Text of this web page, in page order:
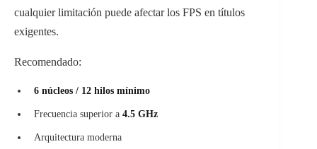
cualquier limitación puede afectar los FPS en títulos
exigentes.
Recomendado:
6 núcleos / 12 hilos mínimo
Frecuencia superior a 4.5 GHz
Arquitectura moderna